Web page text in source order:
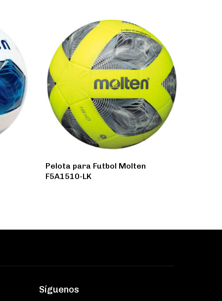
Pelota para Futbol Molten
F5A1510-LK
Síguenos